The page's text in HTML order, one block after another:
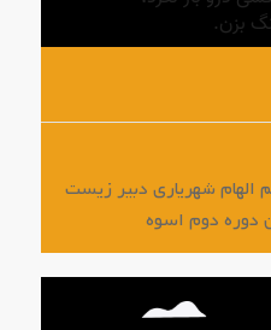
الهام شهریاری دبیر زیست
دوره دوم اسوه